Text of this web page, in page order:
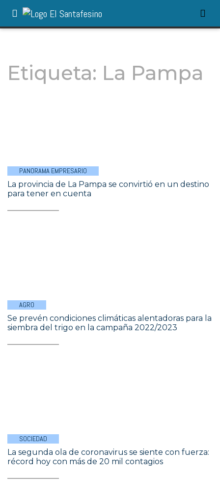
Etiqueta: La Pampa
PANORAMA EMPRESARIO
La provincia de La Pampa se convirtió en un destino
para tener en cuenta
AGRO
Se prevén condiciones climáticas alentadoras para la
siembra del trigo en la campaña 2022/2023
SOCIEDAD
La segunda ola de coronavirus se siente con fuerza:
récord hoy con más de 20 mil contagios